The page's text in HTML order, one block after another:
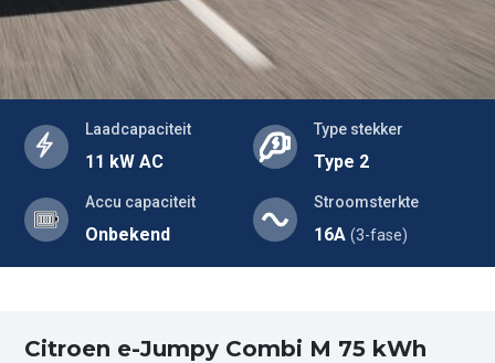
Laadcapaciteit
11 kW AC
Type stekker
Type 2
Accu capaciteit
Onbekend
Stroomsterkte
16A (3-fase)
Citroen e-Jumpy Combi M 75 kWh